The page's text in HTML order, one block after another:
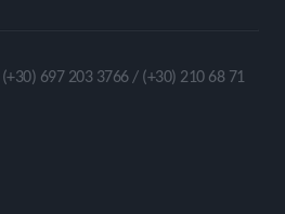
(+30) 697 203 3766 / (+30) 210 68 71